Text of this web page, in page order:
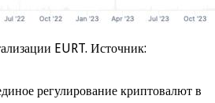
EURT. Источник:
регулирование криптовалют в